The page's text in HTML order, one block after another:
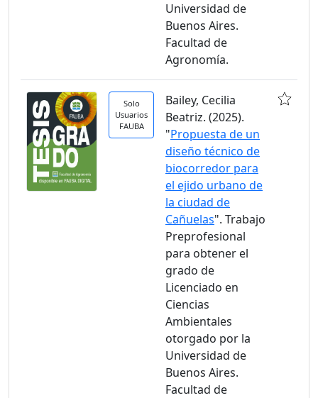
Universidad de
Buenos Aires.
Facultad de
Agronomía.
Solo
Usuarios
FAUBA
Bailey, Cecilia
Beatriz. (2025).
"Propuesta de un
diseño técnico de
biocorredor para
el ejido urbano de
la ciudad de
Cañuelas". Trabajo
Preprofesional
para obtener el
grado de
Licenciado en
Ciencias
Ambientales
otorgado por la
Universidad de
Buenos Aires.
Facultad de